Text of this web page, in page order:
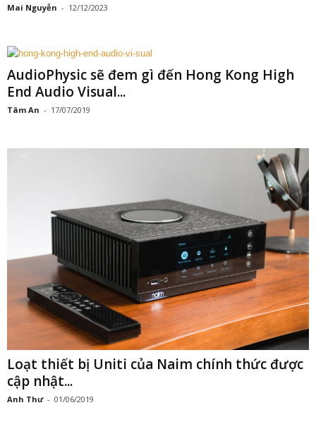
Mai Nguyễn - 12/12/2023
AudioPhysic sẽ đem gì đến Hong Kong High
End Audio Visual...
Tâm An - 17/07/2019
Loạt thiết bị Uniti của Naim chính thức được
cập nhật...
Anh Thư - 01/06/2019